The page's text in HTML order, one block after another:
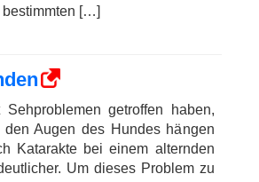
bestimmten […]
getroffen haben,
Augen des Hundes hängen
Katarakte bei einem alternden
Um dieses Problem zu